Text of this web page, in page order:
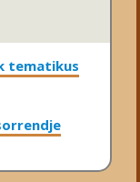
tematikus